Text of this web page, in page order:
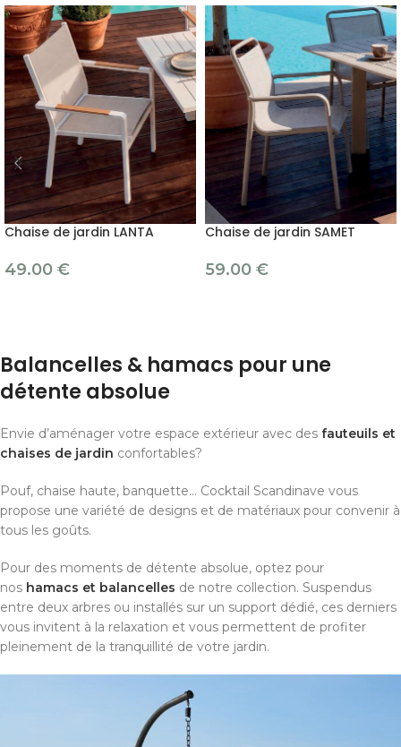
Chaise de jardin LANTA
49.00 €
Chaise de jardin SAMET
59.00 €
Balancelles & hamacs pour une
détente absolue
Envie d’aménager votre espace extérieur avec des fauteuils et
chaises de jardin confortables?
Pouf, chaise haute, banquette… Cocktail Scandinave vous
propose une variété de designs et de matériaux pour convenir à
tous les goûts.
Pour des moments de détente absolue, optez pour
nos hamacs et balancelles de notre collection. Suspendus
entre deux arbres ou installés sur un support dédié, ces derniers
vous invitent à la relaxation et vous permettent de profiter
pleinement de la tranquillité de votre jardin.